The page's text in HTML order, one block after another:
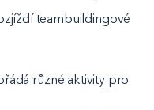
teambuildingové
různé aktivity pro